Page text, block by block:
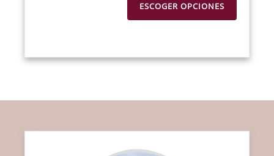
ESCOGER OPCIONES